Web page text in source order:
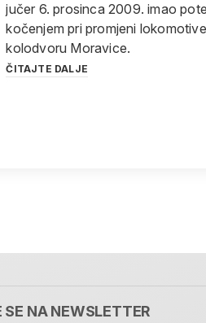
jučer 6. prosinca 2009. imao
kočenjem pri promjeni
kolodvoru Moravice.
ČITAJTE DALJE
SE NA NEWSLETTER